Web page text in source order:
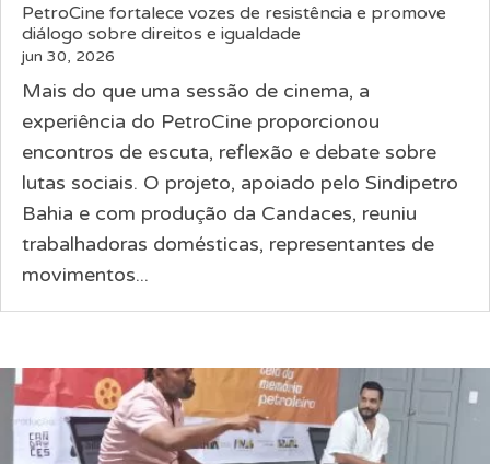
PetroCine fortalece vozes de resistência e promove
diálogo sobre direitos e igualdade
jun 30, 2026
Mais do que uma sessão de cinema, a
experiência do PetroCine proporcionou
encontros de escuta, reflexão e debate sobre
lutas sociais. O projeto, apoiado pelo Sindipetro
Bahia e com produção da Candaces, reuniu
trabalhadoras domésticas, representantes de
movimentos...